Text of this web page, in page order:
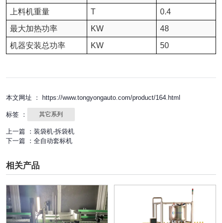
上料机重量
T
0.4
最大加热功率
KW
48
机器安装总功率
KW 50
本文网址 ： https://www.tongyongauto.com/product/164.html
标签 ： 其它系列
上一篇 ： 装袋机-拆袋机
下一篇 ： 全自动套标机
相关产品